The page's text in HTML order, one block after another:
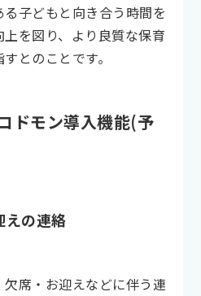
子どもと向き合う時間を
を図り、より良質な保育
とのことです。
ドモン導入機能(予
の連絡
席・お迎えなどに伴う連